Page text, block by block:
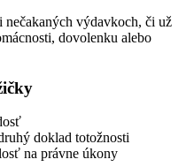
nečakaných výdavkoch, či už
dovolenku alebo
doklad totožnosti
na právne úkony